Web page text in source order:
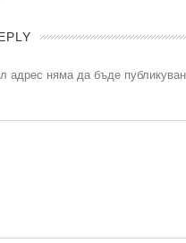
адрес няма да бъде